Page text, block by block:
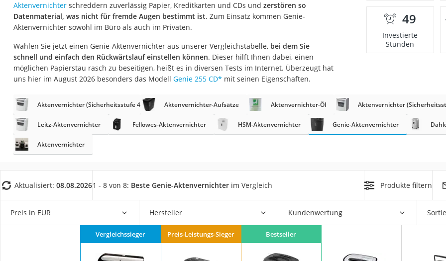
Bürohocker
Außenleuchte mit Kamera
Akku-Tischlampe
Konferenzmikrofon
Duschkopf mit Kalkfilter
Aktenvernichter Sicherheitsstufe 4
Bettgitter
Duschpaneel
Matratze 90 x 200 cm
Service
Aktenvernichterschreddern zuverlässig Papier, Kreditkarten und CDs und zerstören so
Datenmaterial, was nicht für fremde Augen bestimmt ist. Zum Einsatz kommen Genie-
Aktenvernichter sowohl im Büro als auch im Privaten.
Wählen Sie jetzt einen Genie-Aktenvernichter aus unserer Vergleichstabelle, bei dem Sie
schnell und einfach den Rückwärtslauf einstellen können. Dieser hilft Ihnen dabei, einen
möglichen Papierstau rasch zu beseitigen, heißt es in diversen Tests im Internet. Überzeugt hat
uns hier im August 2026 besonders das Modell Genie 255 CD* mit seinen Eigenschaften.
49
Investierte
Stunden
Aktenvernichter (Sicherheitsstufe 4) Aktenvernichter-Aufsätze Aktenvernichter-Öl Aktenvernichter
Leitz-Aktenvernichter Fellowes-Aktenvernichter HSM-Aktenvernichter Genie-Aktenvernichter
Aktenvernichter
Aktualisiert: 08.08.20261 - 8 von 8: Beste Genie-Aktenvernichter im Vergleich Produkte filtern
Preis in EUR Hersteller Kundenwertung
Vergleichssieger Preis-Leistungs-Sieger Bestseller